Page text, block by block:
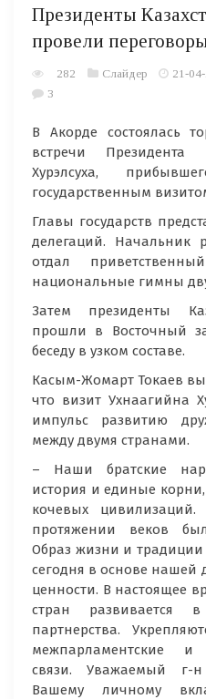
Президенты
провели
282 Слайдер 21-
3
В Акорде состоялась
встречи Президента
Хурэлсуха,
государственным
Главы государств
делегаций. Начальник
отдал
национальные гимны
Затем президенты
прошли в Восточный
беседу в узком составе.
Касым-Жомарт Токаев
что визит Ухнаагийна
импульс развитию
между двумя странами.
– Наши братские
история и единые
кочевых
протяжении веков
Образ жизни и
сегодня в основе нашей
ценности. В настоящее
стран развивается в
партнерства.
межпарламентские и
связи. Уважаемый г-н
Вашему личному